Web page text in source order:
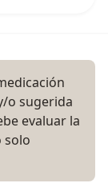
o sugerida
evaluar la
solo